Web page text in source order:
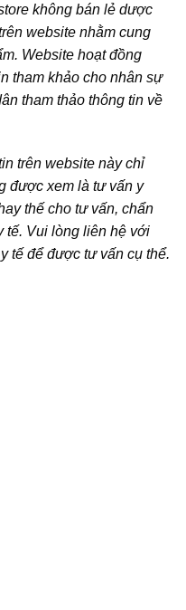
không bán lẻ dược
website nhằm cung
Website hoạt đồng
tham khảo cho nhân sự
tham thảo thông tin về
trên website này chỉ
được xem là tư vấn y
thế cho tư vấn, chẩn
tế. Vui lòng liên hệ với
tế để được tư vấn cụ thể.